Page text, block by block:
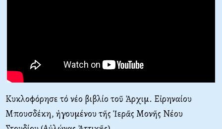
Κυκλοφόρησε τό νέο βιβλίο τοῦ Ἀρχιμ. Εἰρηναίου
Μπουσδέκη, ἡγουμένου τῆς Ἱερᾶς Μονῆς Νέου